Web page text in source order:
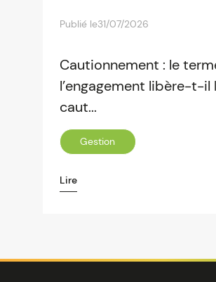
Publié le31/07/2026
Cautionnement : le
l’engagement libère-t-il
caut...
Gestion
Lire